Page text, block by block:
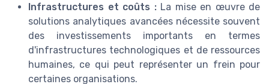
Infrastructures et coûts :La mise en œuvre de
solutions analytiques avancées nécessite souvent
des investissements importants en termes
d'infrastructures technologiques et de ressources
humaines, ce qui peut représenter un frein pour
certaines organisations.